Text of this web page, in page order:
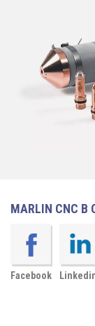
MARLIN CNC
Facebook